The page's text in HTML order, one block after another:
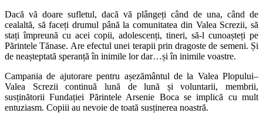
Dacă vă doare sufletul, dacă vă plângeți când de una, când de
cealaltă, să faceți drumul până la comunitatea din Valea Screzii, să
stați împreună cu acei copii, adolescenți, tineri, să-l cunoașteți pe
Părintele Tănase. Are efectul unei terapii prin dragoste de semeni. Și
de neașteptată speranță în inimile lor dar…și în inimile voastre.
Campania de ajutorare pentru așezământul de la Valea Plopului–
Valea Screzii continuă lună de lună și voluntarii, membrii,
susținătorii Fundației Părintele Arsenie Boca se implică cu mult
entuziasm. Copiii au nevoie de toată susținerea noastră.